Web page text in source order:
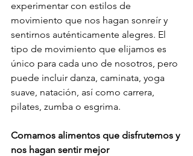
experimentar con estilos de
movimiento que nos hagan sonreír y
sentirnos auténticamente alegres. El
tipo de movimiento que elijamos es
único para cada uno de nosotros, pero
puede incluir danza, caminata, yoga
suave, natación, así como carrera,
pilates, zumba o esgrima.
Comamos alimentos que disfrutemos y
nos hagan sentir mejor